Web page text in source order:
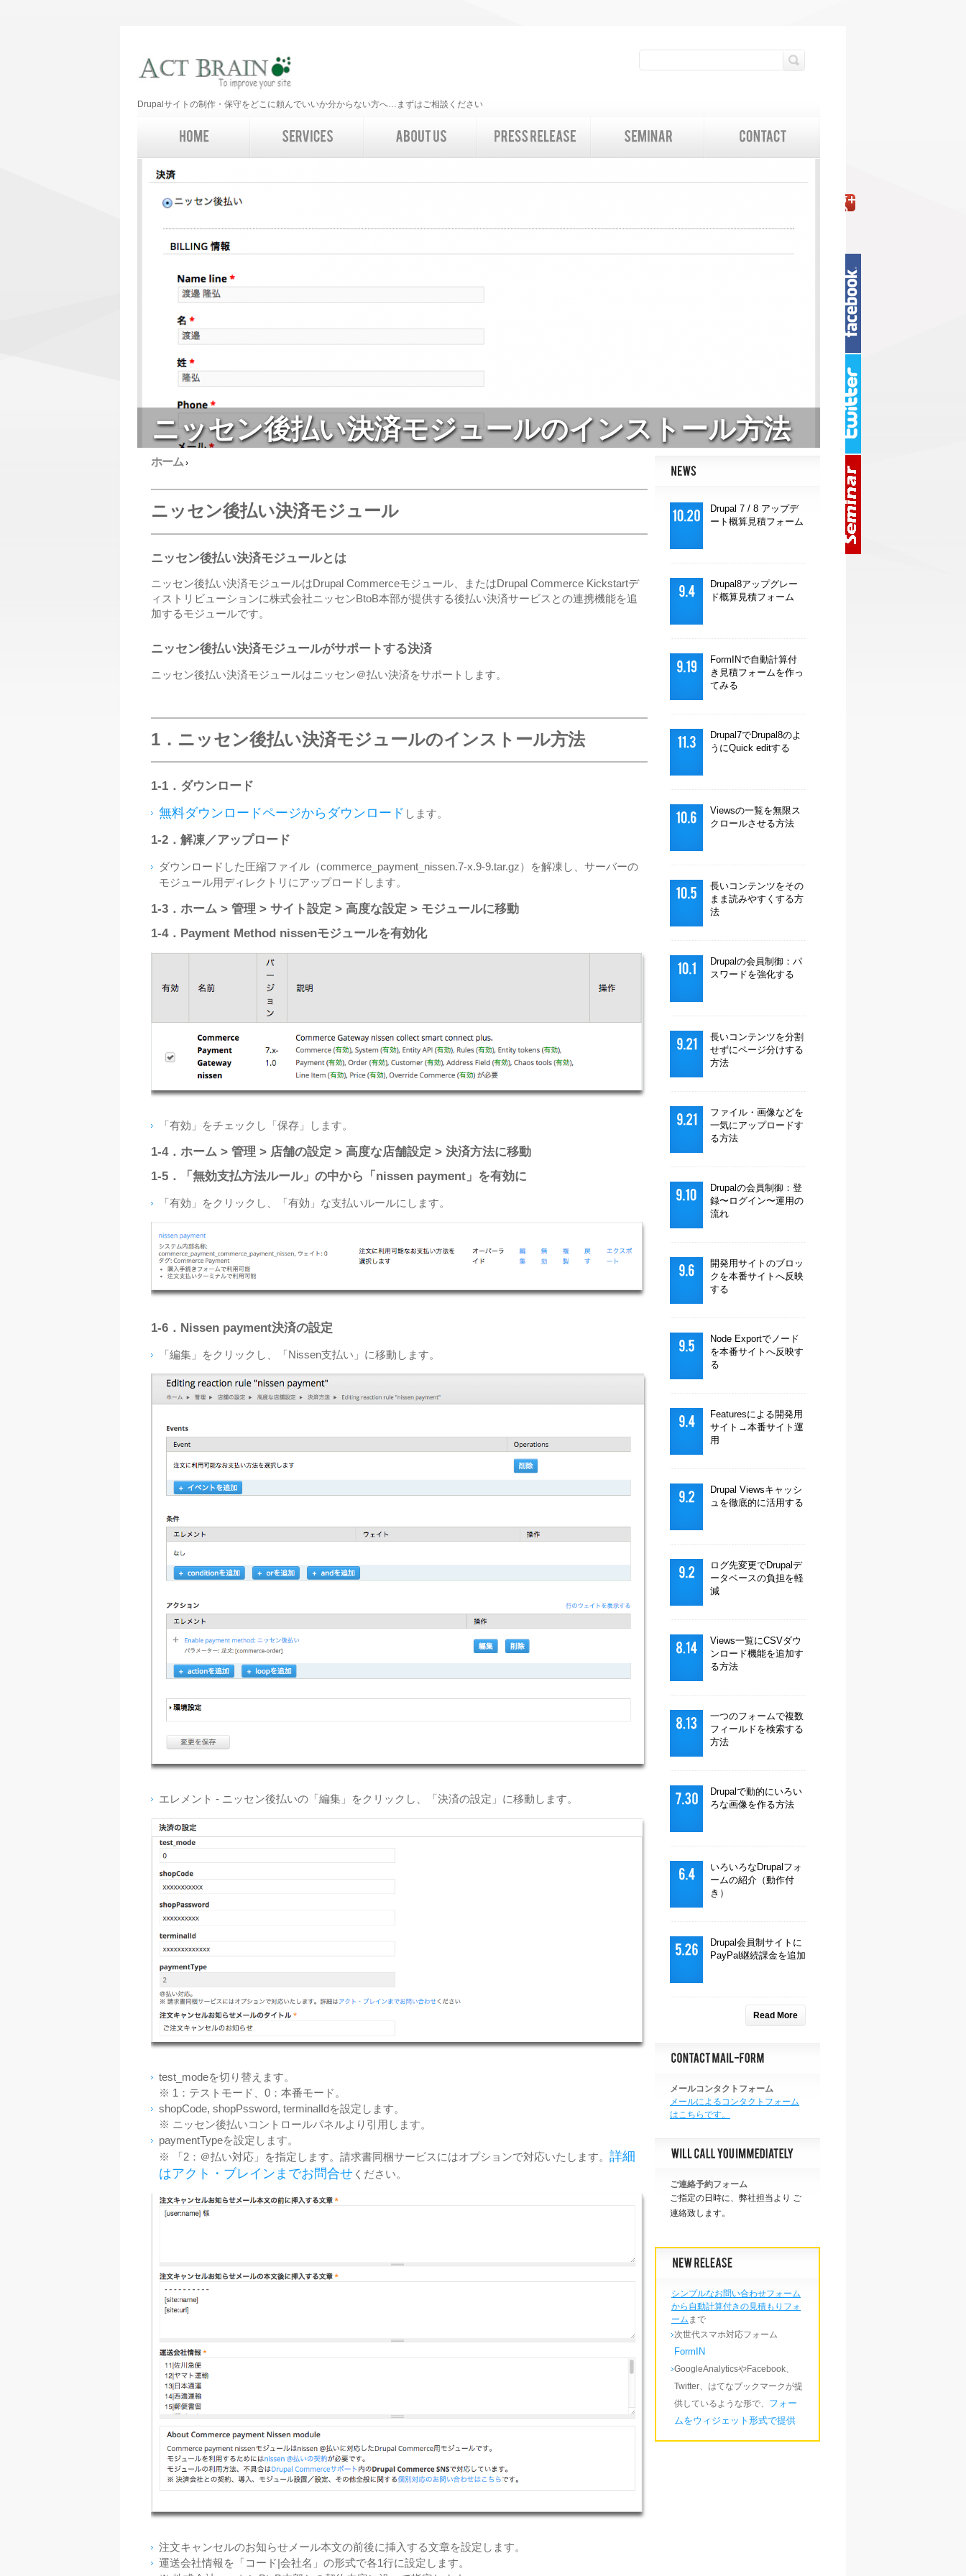
Drupalサイトの制作・保守をどこに頼んでいいか分からない方へ…まずはご相談ください
ニッセン後払い決済モジュールのインストール方法
Drupal 7 / 8 アップデ
ート概算見積フォーム
Drupal8アップグレー
ド概算見積フォーム
FormINで自動計算付
き見積フォームを作っ
てみる
Drupal7でDrupal8のよ
うにQuick editする
Viewsの一覧を無限ス
クロールさせる方法
長いコンテンツをその
まま読みやすくする方
法
Drupalの会員制御：パ
スワードを強化する
長いコンテンツを分割
せずにページ分けする
方法
ファイル・画像などを
一気にアップロードす
る方法
Drupalの会員制御：登
録〜ログイン〜運用の
流れ
開発用サイトのブロッ
クを本番サイトへ反映
する
Node Exportでノード
を本番サイトへ反映す
る
Featuresによる開発用
サイト→本番サイト運
用
Drupal Viewsキャッシ
ュを徹底的に活用する
ログ先変更でDrupalデ
ータベースの負担を軽
減
Views一覧にCSVダウ
ンロード機能を追加す
る方法
一つのフォームで複数
フィールドを検索する
方法
Drupalで動的にいろい
ろな画像を作る方法
いろいろなDrupalフォ
ームの紹介（動作付
き）
Drupal会員制サイトに
PayPal継続課金を追加
Read More
メールコンタクトフォーム
メールによるコンタクトフォーム
はこちらです。
ご連絡予約フォーム
ご指定の日時に、弊社担当より ご
連絡致します。
シンプルなお問い合わせフォーム
から自動計算付きの見積もりフォ
ーム まで
次世代スマホ対応フォーム
FormIN
GoogleAnalyticsやFacebook、
Twitter、はてなブックマークが提
供しているような形で、 フォー
ムをウィジェット形式で提供
ホーム›
ニッセン後払い決済モジュール
ニッセン後払い決済モジュールとは
ニッセン後払い決済モジュールはDrupal Commerceモジュール、またはDrupal Commerce Kickstartデ
ィストリビューションに株式会社ニッセンBtoB本部が提供する後払い決済サービスとの連携機能を追
加するモジュールです。
ニッセン後払い決済モジュールがサポートする決済
ニッセン後払い決済モジュールはニッセン＠払い決済をサポートします。
1．ニッセン後払い決済モジュールのインストール方法
1‐1．ダウンロード
無料ダウンロードページからダウンロード します。
1‐2．解凍／アップロード
ダウンロードした圧縮ファイル（commerce_payment_nissen.7-x.9-9.tar.gz）を解凍し、サーバーの
モジュール用ディレクトリにアップロードします。
1‐3．ホーム > 管理 > サイト設定 > 高度な設定 > モジュールに移動
1‐4．Payment Method nissenモジュールを有効化
「有効」をチェックし「保存」します。
1‐4．ホーム > 管理 > 店舗の設定 > 高度な店舗設定 > 決済方法に移動
1‐5．「無効支払方法ルール」の中から「nissen payment」を有効に
「有効」をクリックし、「有効」な支払いルールにします。
1‐6．Nissen payment決済の設定
「編集」をクリックし、「Nissen支払い」に移動します。
エレメント - ニッセン後払いの「編集」をクリックし、「決済の設定」に移動します。
test_modeを切り替えます。
※ 1：テストモード、0：本番モード。
shopCode, shopPssword, terminalIdを設定します。
※ ニッセン後払いコントロールパネルより引用します。
paymentTypeを設定します。
※ 「2：＠払い対応」を指定します。請求書同梱サービスにはオプションで対応いたします。 詳細
はアクト・ブレインまでお問合せ ください。
注文キャンセルのお知らせメール本文の前後に挿入する文章を設定します。
運送会社情報を「コード|会社名」の形式で各1行に設定します。